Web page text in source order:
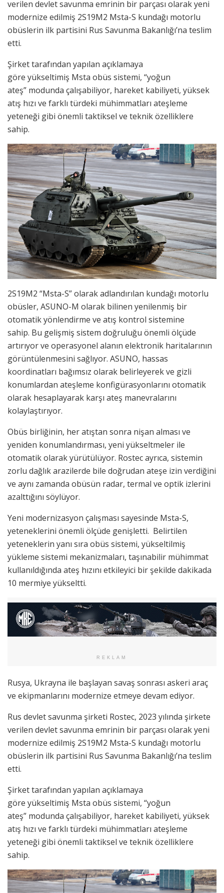
verilen devlet savunma emrinin bir parçası olarak yeni
modernize edilmiş 2S19M2 Msta-S kundağı motorlu
obüslerin ilk partisini Rus Savunma Bakanlığı’na teslim
etti.
Şirket tarafından yapılan açıklamaya
göre yükseltimiş Msta obüs sistemi, “yoğun
ateş” modunda çalışabiliyor, hareket kabiliyeti, yüksek
atış hızı ve farklı türdeki mühimmatları ateşleme
yeteneği gibi önemli taktiksel ve teknik özelliklere
sahip.
2S19M2 “Msta-S” olarak adlandırılan kundağı motorlu
obüsler, ASUNO-M olarak bilinen yenilenmiş bir
otomatik yönlendirme ve atış kontrol sistemine
sahip. Bu gelişmiş sistem doğruluğu önemli ölçüde
artırıyor ve operasyonel alanın elektronik haritalarının
görüntülenmesini sağlıyor. ASUNO, hassas
koordinatları bağımsız olarak belirleyerek ve gizli
konumlardan ateşleme konfigürasyonlarını otomatik
olarak hesaplayarak karşı ateş manevralarını
kolaylaştırıyor.
Obüs birliğinin, her atıştan sonra nişan alması ve
yeniden konumlandırması, yeni yükseltmeler ile
otomatik olarak yürütülüyor. Rostec ayrıca, sistemin
zorlu dağlık arazilerde bile doğrudan ateşe izin verdiğini
ve aynı zamanda obüsün radar, termal ve optik izlerini
azalttığını söylüyor.
Yeni modernizasyon çalışması sayesinde Msta-S,
yeteneklerini önemli ölçüde genişletti. Belirtilen
yeteneklerin yanı sıra obüs sistemi, yükseltilmiş
yükleme sistemi mekanizmaları, taşınabilir mühimmat
kullanıldığında ateş hızını etkileyici bir şekilde dakikada
10 mermiye yükseltti.
REKLAM
Rusya, Ukrayna ile başlayan savaş sonrası askeri araç
ve ekipmanlarını modernize etmeye devam ediyor.
Rus devlet savunma şirketi Rostec, 2023 yılında şirkete
verilen devlet savunma emrinin bir parçası olarak yeni
modernize edilmiş 2S19M2 Msta-S kundağı motorlu
obüslerin ilk partisini Rus Savunma Bakanlığı’na teslim
etti.
Şirket tarafından yapılan açıklamaya
göre yükseltimiş Msta obüs sistemi, “yoğun
ateş” modunda çalışabiliyor, hareket kabiliyeti, yüksek
atış hızı ve farklı türdeki mühimmatları ateşleme
yeteneği gibi önemli taktiksel ve teknik özelliklere
sahip.